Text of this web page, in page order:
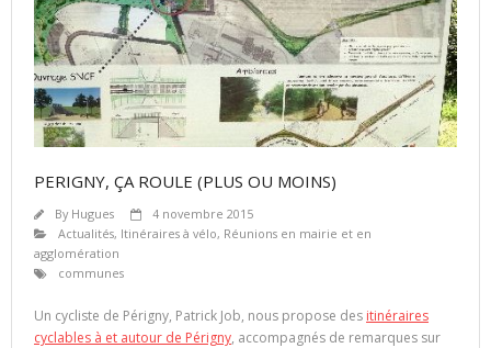
PERIGNY, ÇA ROULE (PLUS OU MOINS)
By Hugues
4 novembre 2015
Actualités, Itinéraires à vélo, Réunions en mairie et en
agglomération
communes
Un cycliste de Périgny, Patrick Job, nous propose des itinéraires
cyclables à et autour de Périgny, accompagnés de remarques sur